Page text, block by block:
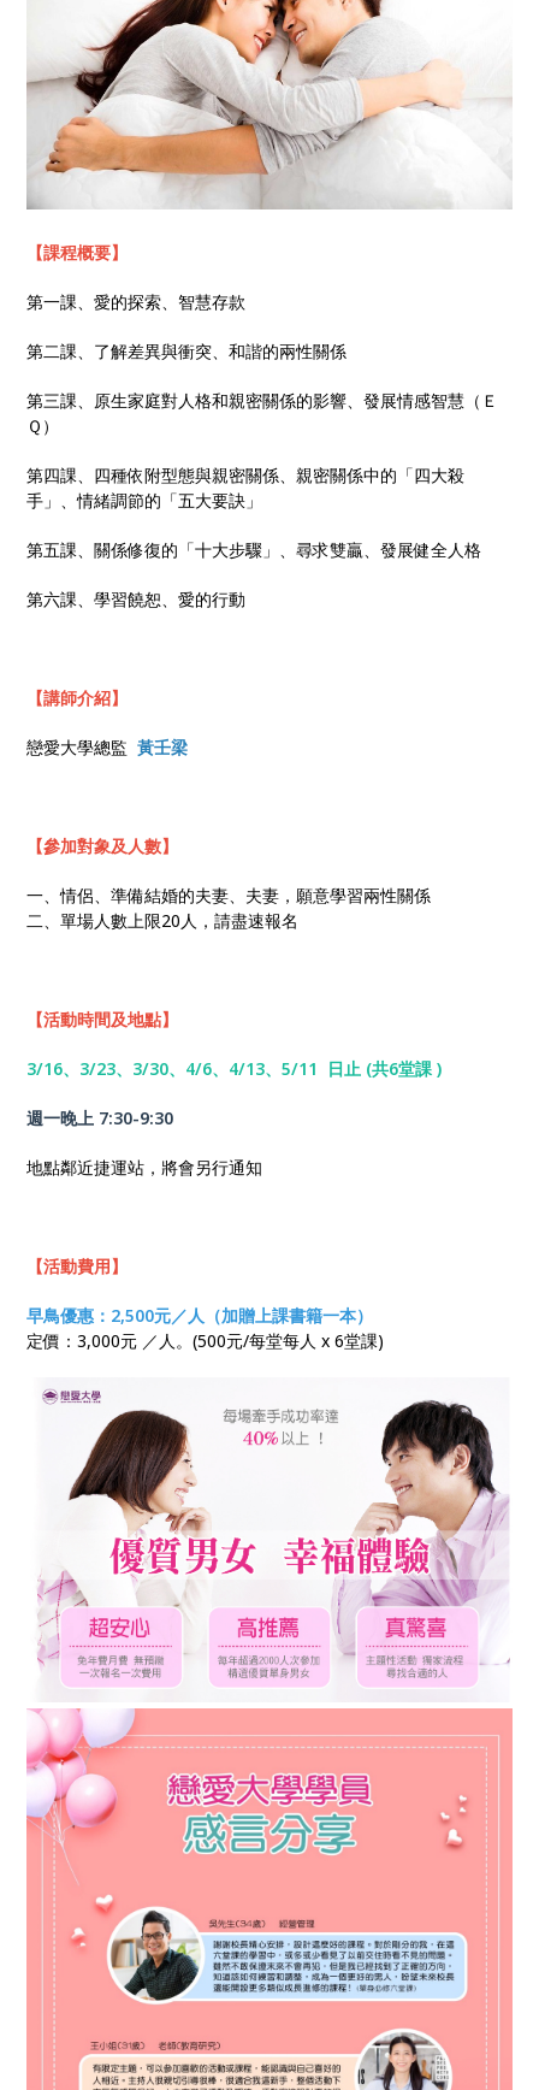
【課程概要】
第一課、愛的探索、智慧存款
第二課、了解差異與衝突、和諧的兩性關係
第三課、原生家庭對人格和親密關係的影響、發展情感智慧（Ｅ
Ｑ）
第四課、四種依附型態與親密關係、親密關係中的「四大殺
手」、情緒調節的「五大要訣」
第五課、關係修復的「十大步驟」、尋求雙贏、發展健全人格
第六課、學習饒恕、愛的行動
【講師介紹】
戀愛大學總監 黃壬梁
【參加對象及人數】
一、情侶、準備結婚的夫妻、夫妻，願意學習兩性關係
二、單場人數上限20人，請盡速報名
【活動時間及地點】
3/16、3/23、3/30、4/6、4/13、5/11 日止 (共6堂課 )
週一晚上 7:30-9:30
地點鄰近捷運站，將會另行通知
【活動費用】
早鳥優惠：2,500元／人（加贈上課書籍一本）
定價：3,000元 ／人。(500元/每堂每人 x 6堂課)